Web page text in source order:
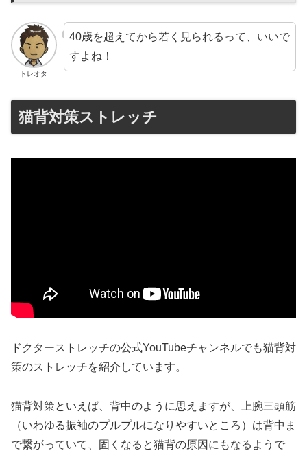
トレオタ
40歳を超えてから若く見られるって、いいで
すよね！
猫背対策ストレッチ
ドクターストレッチの公式YouTubeチャンネルでも猫背対
策のストレッチを紹介しています。
猫背対策といえば、背中のように思えますが、上腕三頭筋
（いわゆる振袖のプルプルになりやすいところ）は背中ま
で繋がっていて、固くなると猫背の原因にもなるようで